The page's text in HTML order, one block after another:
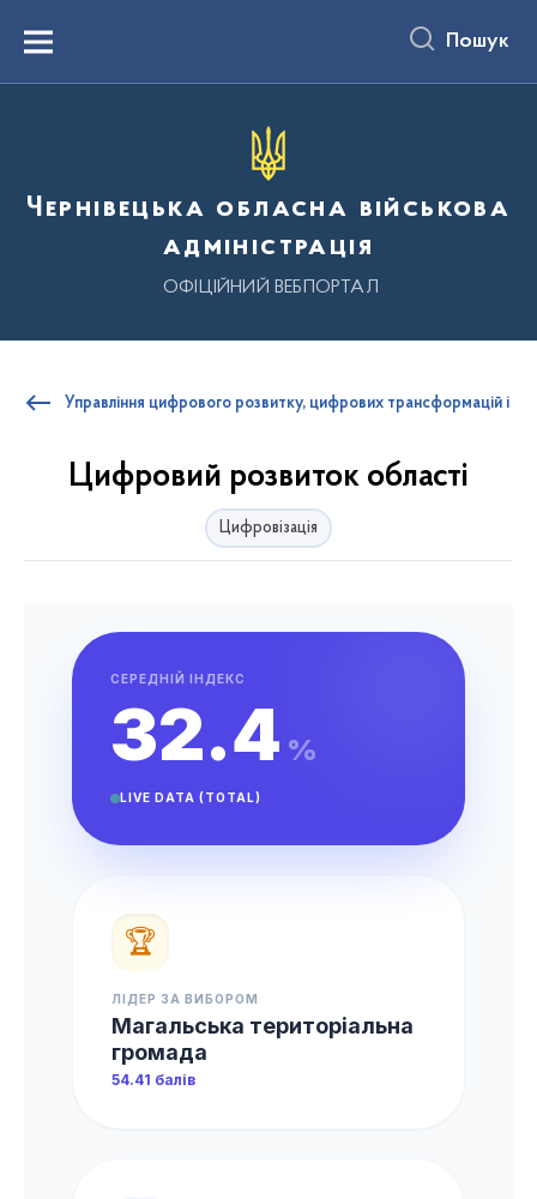
вмістуMenu Пошук
Чернівецька обласна військова
адміністрація
ОФІЦІЙНИЙ ВЕБПОРТАЛ
Управління цифрового розвитку, цифрових трансформацій і
Цифровий розвиток області
Цифровізація